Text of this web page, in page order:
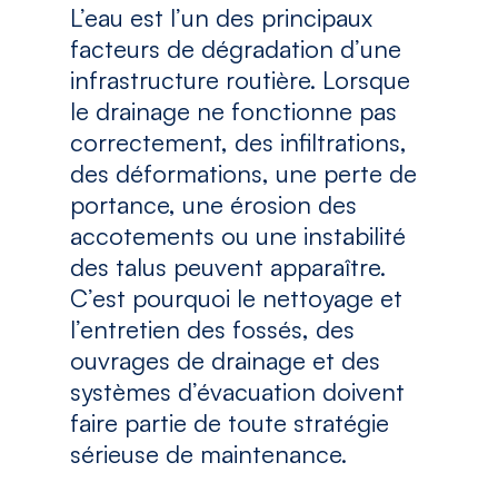
L’eau est l’un des principaux
facteurs de dégradation d’une
infrastructure routière. Lorsque
le drainage ne fonctionne pas
correctement, des infiltrations,
des déformations, une perte de
portance, une érosion des
accotements ou une instabilité
des talus peuvent apparaître.
C’est pourquoi le nettoyage et
l’entretien des fossés, des
ouvrages de drainage et des
systèmes d’évacuation doivent
faire partie de toute stratégie
sérieuse de maintenance.